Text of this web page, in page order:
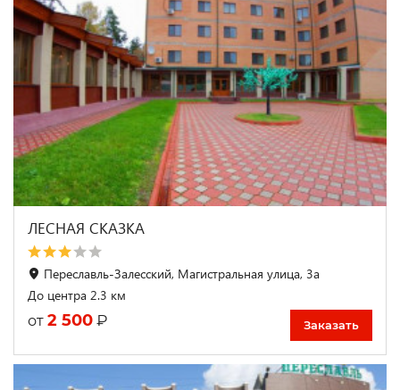
ЛЕСНАЯ СКАЗКА
Переславль-Залесский, Магистральная улица, 3а
До центра 2.3 км
от 2 500 ₽ Заказать